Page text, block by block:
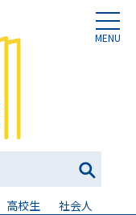
MENU
高校生 社会人